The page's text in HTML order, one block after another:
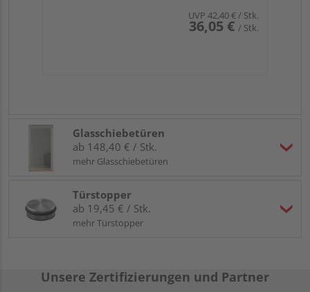
UVP 42,40 €/ Stk.
36,05 € / Stk.
Glasschiebetüren
ab 148,40 € / Stk.
mehr Glasschiebetüren
Türstopper
ab 19,45 € / Stk.
mehr Türstopper
Unsere Zertifizierungen und Partner